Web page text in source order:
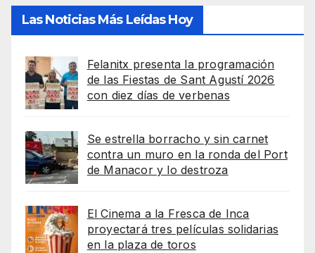
Las Noticias Más Leídas Hoy
Felanitx presenta la programación
de las Fiestas de Sant Agustí 2026
con diez días de verbenas
Se estrella borracho y sin carnet
contra un muro en la ronda del Port
de Manacor y lo destroza
El Cinema a la Fresca de Inca
proyectará tres películas solidarias
en la plaza de toros